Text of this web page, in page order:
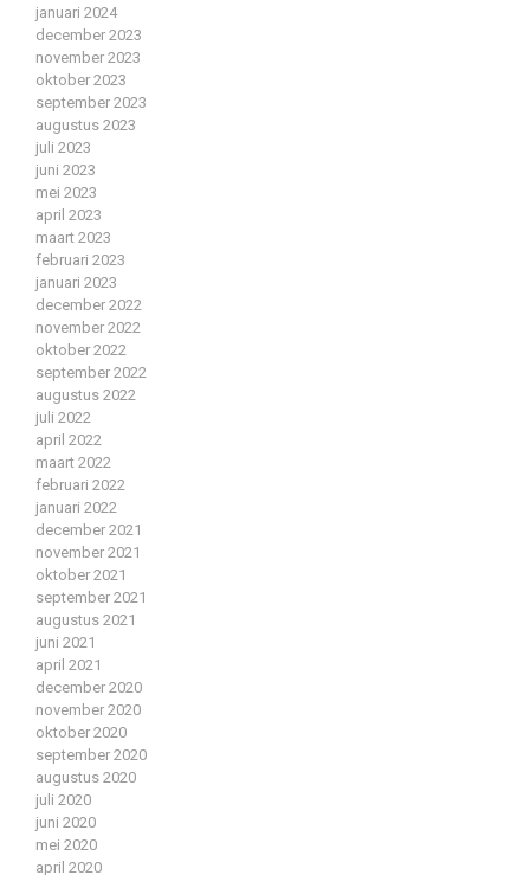
januari 2024
december 2023
november 2023
oktober 2023
september 2023
augustus 2023
juli 2023
juni 2023
mei 2023
april 2023
maart 2023
februari 2023
januari 2023
december 2022
november 2022
oktober 2022
september 2022
augustus 2022
juli 2022
april 2022
maart 2022
februari 2022
januari 2022
december 2021
november 2021
oktober 2021
september 2021
augustus 2021
juni 2021
april 2021
december 2020
november 2020
oktober 2020
september 2020
augustus 2020
juli 2020
juni 2020
mei 2020
april 2020